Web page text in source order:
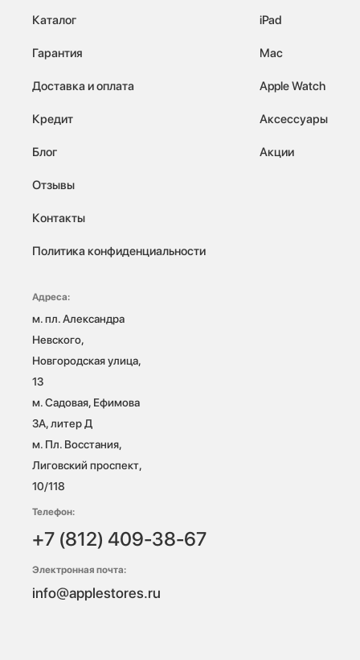
Каталог
Гарантия
Доставка и оплата
Кредит
Блог
Отзывы
Контакты
Политика конфиденциальности
iPad
Mac
Apple Watch
Аксессуары
Акции
Адреса:
м. пл. Александра
Невского,
Новгородская улица,
13
м. Садовая, Ефимова
3А, литер Д
м. Пл. Восстания,
Лиговский проспект,
10/118
Телефон:
+7 (812) 409-38-67
Электронная почта:
info@applestores.ru